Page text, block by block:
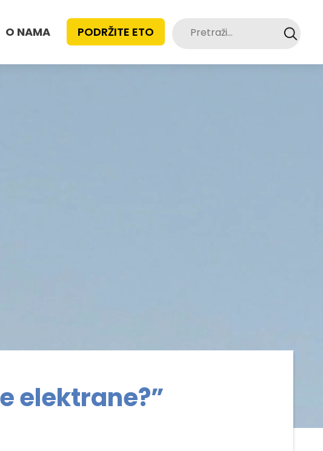
O NAMA PODRŽITE ETO Pretraži:
elektrane?”